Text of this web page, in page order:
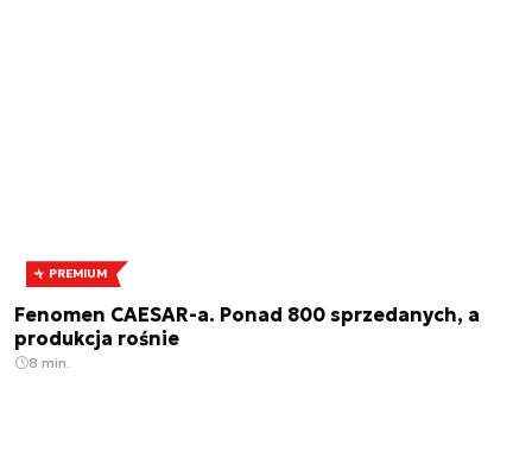
PREMIUM
Fenomen CAESAR-a. Ponad 800 sprzedanych, a
produkcja rośnie
8 min.